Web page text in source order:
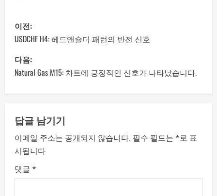
P
o
s
t
a
v
i
g
이전:
USDCHF H4: 헤드앤숄더 패턴의 반전 신호
다음:
Natural Gas M15: 차트에 긍정적인 신호가 나타났습니다.
답글 남기기
이메일 주소는 공개되지 않습니다. 필수 필드는 *로 표
시됩니다
댓글 *